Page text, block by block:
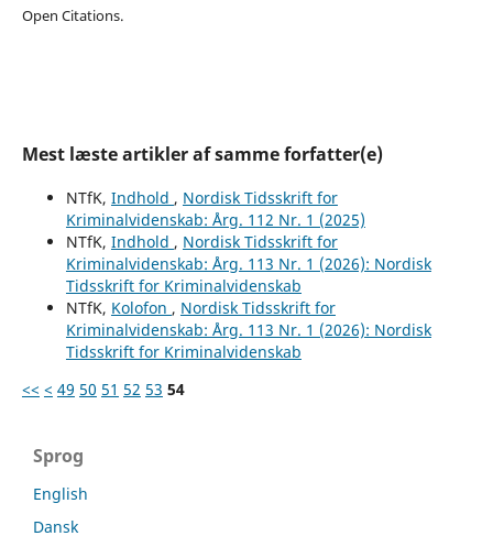
Open Citations.
Mest læste artikler af samme forfatter(e)
NTfK, Indhold , Nordisk Tidsskrift for
Kriminalvidenskab: Årg. 112 Nr. 1 (2025)
NTfK, Indhold , Nordisk Tidsskrift for
Kriminalvidenskab: Årg. 113 Nr. 1 (2026): Nordisk
Tidsskrift for Kriminalvidenskab
NTfK, Kolofon , Nordisk Tidsskrift for
Kriminalvidenskab: Årg. 113 Nr. 1 (2026): Nordisk
Tidsskrift for Kriminalvidenskab
<< < 49 50 51 52 53 54
Sprog
English
Dansk